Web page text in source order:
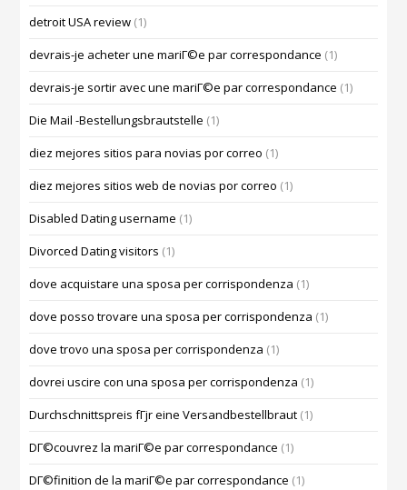
detroit USA review (1)
devrais-je acheter une mariГ©e par correspondance (1)
devrais-je sortir avec une mariГ©e par correspondance (1)
Die Mail -Bestellungsbrautstelle (1)
diez mejores sitios para novias por correo (1)
diez mejores sitios web de novias por correo (1)
Disabled Dating username (1)
Divorced Dating visitors (1)
dove acquistare una sposa per corrispondenza (1)
dove posso trovare una sposa per corrispondenza (1)
dove trovo una sposa per corrispondenza (1)
dovrei uscire con una sposa per corrispondenza (1)
Durchschnittspreis fГјr eine Versandbestellbraut (1)
DГ©couvrez la mariГ©e par correspondance (1)
DГ©finition de la mariГ©e par correspondance (1)